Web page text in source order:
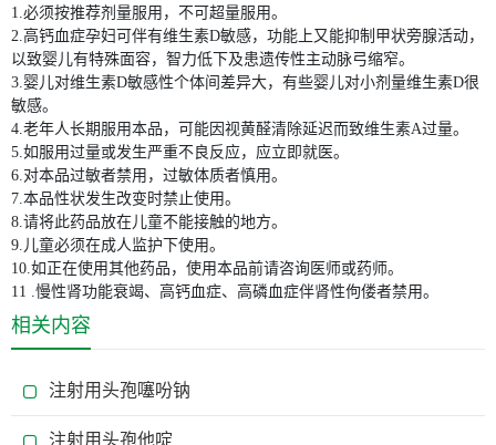
1.必须按推荐剂量服用，不可超量服用。
2.高钙血症孕妇可伴有维生素D敏感，功能上又能抑制甲状旁腺活动，
以致婴儿有特殊面容，智力低下及患遗传性主动脉弓缩窄。
3.婴儿对维生素D敏感性个体间差异大，有些婴儿对小剂量维生素D很
敏感。
4.老年人长期服用本品，可能因视黄醛清除延迟而致维生素A过量。
5.如服用过量或发生严重不良反应，应立即就医。
6.对本品过敏者禁用，过敏体质者慎用。
7.本品性状发生改变时禁止使用。
8.请将此药品放在儿童不能接触的地方。
9.儿童必须在成人监护下使用。
10.如正在使用其他药品，使用本品前请咨询医师或药师。
11 .慢性肾功能衰竭、高钙血症、高磷血症伴肾性佝偻者禁用。
相关内容
注射用头孢噻吩钠
注射用头孢他啶